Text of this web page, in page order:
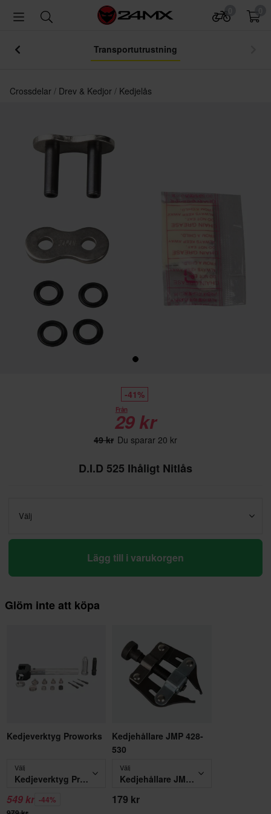
Transportutrustning
Crossdelar Drev & Kedjor Kedjelås
-41%
Från
29 kr
49 kr Du sparar 20 kr
D.I.D 525 Ihåligt Nitlås
Välj
Lägg till i varukorgen
Glöm inte att köpa
Kedjeverktyg Proworks
Välj
Kedjeverktyg Proworks
549 kr -44%
Kedjehållare JMP 428-
530
Välj
Kedjehållare JMP 428-530
179 kr